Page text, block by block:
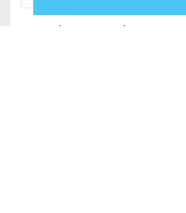
ולעיבוד המידע ליצירת